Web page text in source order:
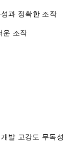
과 정확한 조작
운 조작
발 고강도 무독성